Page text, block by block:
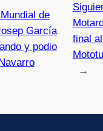
Mundial de
García
y podio
final al
→